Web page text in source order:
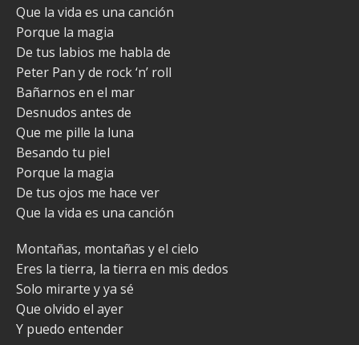
Que la vida es una canción
Porque la magia
De tus labios me habla de
Peter Pan y de rock ‘n’ roll
Bañarnos en el mar
Desnudos antes de
Que me pille la luna
Besando tu piel
Porque la magia
De tus ojos me hace ver
Que la vida es una canción
Montañas, montañas y el cielo
Eres la tierra, la tierra en mis dedos
Solo mirarte y ya sé
Que olvido el ayer
Y puedo entender